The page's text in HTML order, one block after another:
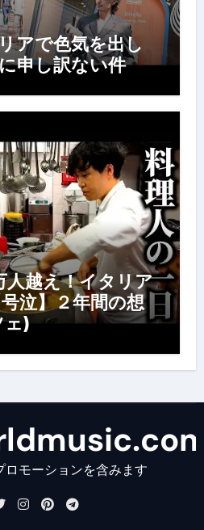
アで色気を出し
申し訳ない件
人越え！イタリア
泣】２年間の想
ェ)
ロモーションを含みます